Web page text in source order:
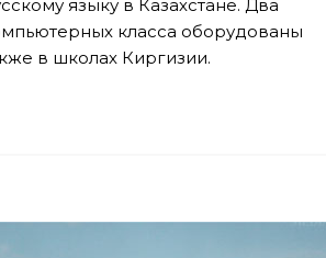
языку в Казахстане. Два
класса оборудованы
в школах Киргизии.